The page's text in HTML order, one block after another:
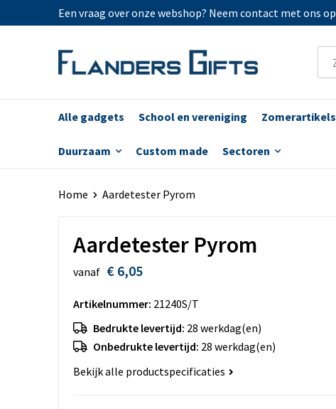
Een vraag over onze webshop? Neem contact met ons op
Alle gadgets School en vereniging Zomerartikels
Duurzaam Custom made Sectoren
Home Aardetester Pyrom
Aardetester Pyrom
vanaf € 6,05
Artikelnummer: 21240S/T
Bedrukte levertijd: 28 werkdag(en)
Onbedrukte levertijd: 28 werkdag(en)
Bekijk alle productspecificaties